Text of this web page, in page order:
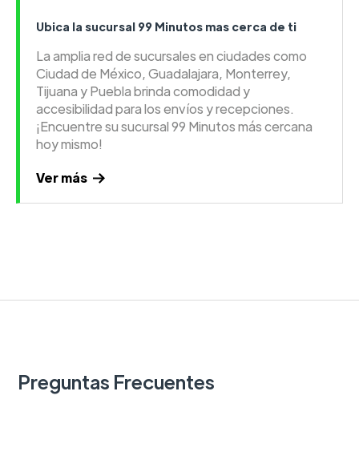
Ubica la sucursal 99 Minutos mas cerca de ti
La amplia red de sucursales en ciudades como
Ciudad de México, Guadalajara, Monterrey,
Tijuana y Puebla brinda comodidad y
accesibilidad para los envíos y recepciones.
¡Encuentre su sucursal 99 Minutos más cercana
hoy mismo!
Ver más
Preguntas Frecuentes